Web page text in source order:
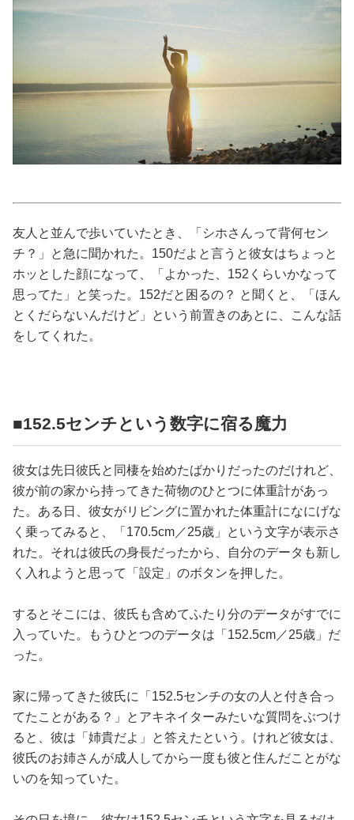
グルメ
カルチャー/エンタメ
占い
友人と並んで歩いていたとき、「シホさんって背何セン
チ？」と急に聞かれた。150だよと言うと彼女はちょっと
ホッとした顔になって、「よかった、152くらいかなって
思ってた」と笑った。152だと困るの？ と聞くと、「ほん
とくだらないんだけど」という前置きのあとに、こんな話
をしてくれた。
■152.5センチという数字に宿る魔力
彼女は先日彼氏と同棲を始めたばかりだったのだけれど、
彼が前の家から持ってきた荷物のひとつに体重計があっ
た。ある日、彼女がリビングに置かれた体重計になにげな
く乗ってみると、「170.5cm／25歳」という文字が表示さ
れた。それは彼氏の身長だったから、自分のデータも新し
く入れようと思って「設定」のボタンを押した。
するとそこには、彼氏も含めてふたり分のデータがすでに
入っていた。もうひとつのデータは「152.5cm／25歳」だ
った。
家に帰ってきた彼氏に「152.5センチの女の人と付き合っ
てたことがある？」とアキネイターみたいな質問をぶつけ
ると、彼は「姉貴だよ」と答えたという。けれど彼女は、
彼氏のお姉さんが成人してから一度も彼と住んだことがな
いのを知っていた。